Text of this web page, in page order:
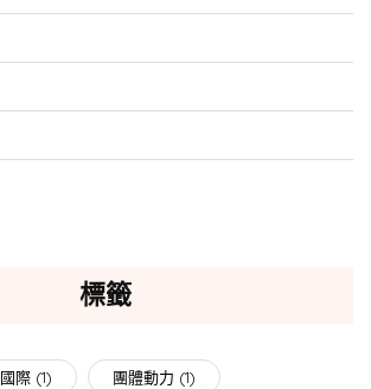
標籤
國際 (1) 團體動力 (1)